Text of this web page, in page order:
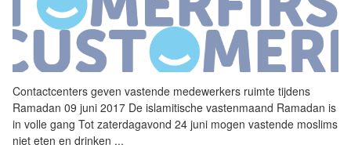
Contactcenters geven vastende medewerkers ruimte tijdens
Ramadan 09 juni 2017 De islamitische vastenmaand Ramadan is
in volle gang Tot zaterdagavond 24 juni mogen vastende moslims
niet eten en drinken ...